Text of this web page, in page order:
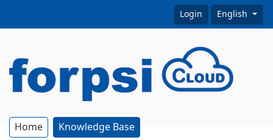
Login English
Home Knowledge Base